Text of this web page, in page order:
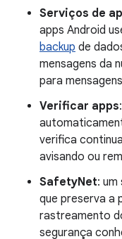
Serviços de
apps Android
backup de
mensagens da
para
Verificar apps
verifica
avisando ou
SafetyNet:
que preserva a
rastreamento
segurança